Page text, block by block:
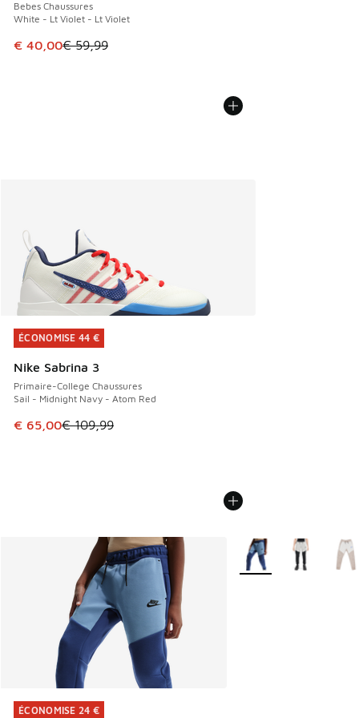
Bebes Chaussures
White - Lt Violet - Lt Violet
Cet article est en promotion. Prix en baisse de € 59,99 à
€ 40,00€ 59,99
ÉCONOMISE 44 €
Nike Sabrina 3
Primaire-College Chaussures
Sail - Midnight Navy - Atom Red
Cet article est en promotion. Prix en baisse de € 109,99 à
€ 65,00€ 109,99
ÉCONOMISE 44 €
ÉCONOMISE 24 €
ÉCONOMISE 24 €
Plus de couleurs